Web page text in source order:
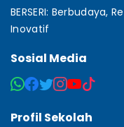
BERSERI: Berbudaya,
Inovatif
Sosial Media
Profil Sekolah